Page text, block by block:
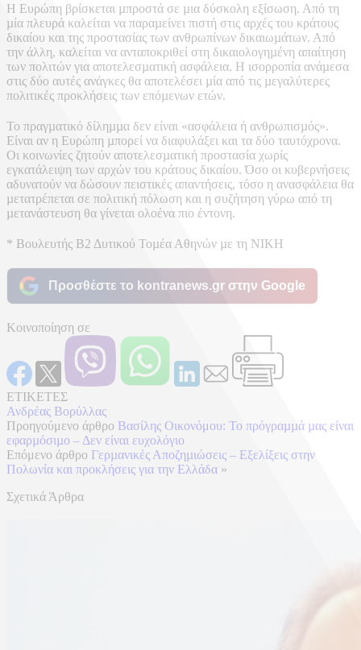
Η Ευρώπη βρίσκεται µπροστά σε µια δύσκολη εξίσωση. Από τη
µία πλευρά καλείται να παραµείνει πιστή στις αρχές του κράτους
δικαίου και της προστασίας των ανθρωπίνων δικαιωµάτων. Από
την άλλη, καλείται να ανταποκριθεί στη δικαιολογηµένη απαίτηση
των πολιτών για αποτελεσµατική ασφάλεια. Η ισορροπία ανάµεσα
στις δύο αυτές ανάγκες θα αποτελέσει µία από τις µεγαλύτερες
πολιτικές προκλήσεις των επόµενων ετών.
Το πραγµατικό δίληµµα δεν είναι «ασφάλεια ή ανθρωπισµός».
Είναι αν η Ευρώπη µπορεί να διαφυλάξει και τα δύο ταυτόχρονα.
Οι κοινωνίες ζητούν αποτελεσµατική προστασία χωρίς
εγκατάλειψη των αρχών του κράτους δικαίου. Όσο οι κυβερνήσεις
αδυνατούν να δώσουν πειστικές απαντήσεις, τόσο η ανασφάλεια θα
µετατρέπεται σε πολιτική πόλωση και η συζήτηση γύρω από τη
µετανάστευση θα γίνεται ολοένα πιο έντονη.
* Βουλευτής Β2 Δυτικού Τοµέα Αθηνών µε τη ΝΙΚΗ
Προσθέστε το kontranews.gr στην Google
Κοινοποίηση σε
ΕΤΙΚΕΤΕΣ
Ανδρέας Βορύλλας
Προηγούμενο άρθρο Βασίλης Οικονόμου: Το πρόγραµµά µας είναι
εφαρµόσιµο – Δεν είναι ευχολόγιο
Επόμενο άρθρο Γερµανικές Αποζηµιώσεις – Εξελίξεις στην
Πολωνία και προκλήσεις για την Ελλάδα »
Σχετικά Άρθρα